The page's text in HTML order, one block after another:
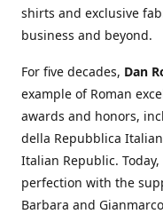
shirts and exclusive
business and beyond.
For five decades, Dan
example of Roman
awards and honors,
della Repubblica
Italian Republic.
perfection with the
Barbara and